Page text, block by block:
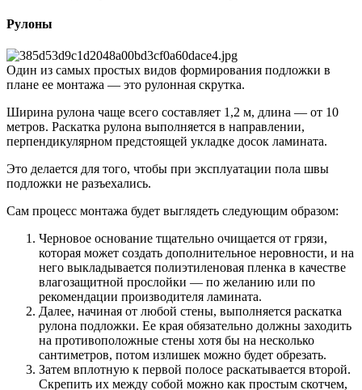
Рулоны
Один из самых простых видов формирования подложки в
плане ее монтажа — это рулонная скрутка.
Ширина рулона чаще всего составляет 1,2 м, длина — от 10
метров. Раскатка рулона выполняется в направлении,
перпендикулярном предстоящей укладке досок ламината.
Это делается для того, чтобы при эксплуатации пола швы
подложки не разъехались.
Сам процесс монтажа будет выглядеть следующим образом:
Черновое основание тщательно очищается от грязи,
которая может создать дополнительное неровности, и на
него выкладывается полиэтиленовая пленка в качестве
влагозащитной прослойки — по желанию или по
рекомендации производителя ламината.
Далее, начиная от любой стены, выполняется раскатка
рулона подложки. Ее края обязательно должны заходить
на противоположные стены хотя бы на несколько
сантиметров, потом излишек можно будет обрезать.
Затем вплотную к первой полосе раскатывается второй.
Скрепить их между собой можно как простым скотчем,